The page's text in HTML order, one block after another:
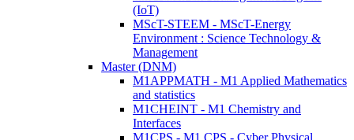
(IoT)
MScT-STEEM - MScT-Energy
Environment : Science Technology &
Management
Master (DNM)
M1APPMATH - M1 Applied Mathematics
and statistics
M1CHEINT - M1 Chemistry and
Interfaces
M1CPS - M1 CPS - Cyber Physical